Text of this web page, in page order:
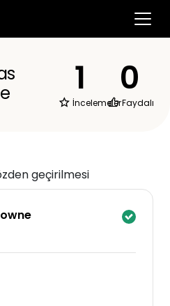
1
İncelemeler
0
Faydalı
geçirilmesi